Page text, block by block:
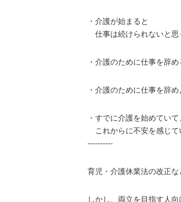
・介護が始まると
仕事は続けられないと思
・介護のために仕事を辞
・介護のために仕事を辞
・すでに介護を始めていて
これからに不安を感じ
----------
育児・介護休業法の改正
しかし、両立を目指す人